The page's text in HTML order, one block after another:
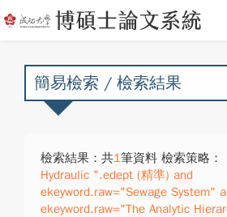
簡易檢索 / 檢索結果
檢索結果：共1筆資料 檢索策略：
Hydraulic ".edept (精準) and
ekeyword.raw="Sewage System"
ekeyword.raw="The Analytic